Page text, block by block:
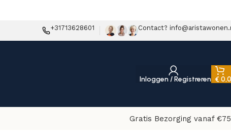
+31713628601 Contact?
Inloggen / Registreren €
Gratis Bezorging vanaf